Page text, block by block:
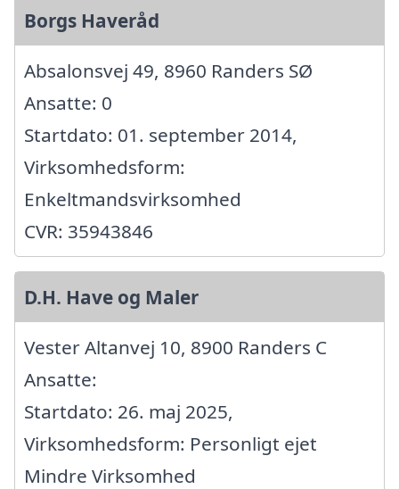
Borgs Haveråd
Absalonsvej 49, 8960 Randers SØ
Ansatte: 0
Startdato: 01. september 2014,
Virksomhedsform:
Enkeltmandsvirksomhed
CVR: 35943846
D.H. Have og Maler
Vester Altanvej 10, 8900 Randers C
Ansatte:
Startdato: 26. maj 2025,
Virksomhedsform: Personligt ejet
Mindre Virksomhed